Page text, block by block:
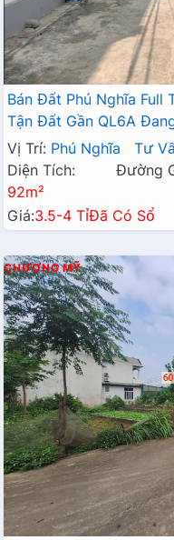
Bán Đất Phú Nghĩa Full
Tận Đất Gần QL6A
Chỉ Vài Tỷ
Vị Trí: Phú Nghĩa Tư
Diện Tích:
92m²
Đường
Giá:3.5-4 TỉĐã Có Sổ
CHƯƠNG MỸ